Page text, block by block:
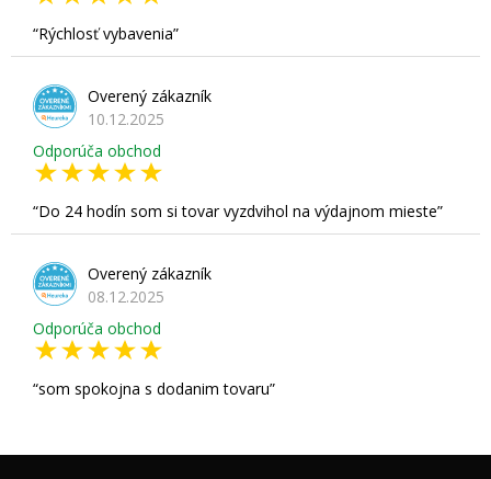
Rýchlosť vybavenia
Overený zákazník
10.12.2025
Odporúča obchod
Do 24 hodín som si tovar vyzdvihol na výdajnom mieste
Overený zákazník
08.12.2025
Odporúča obchod
som spokojna s dodanim tovaru